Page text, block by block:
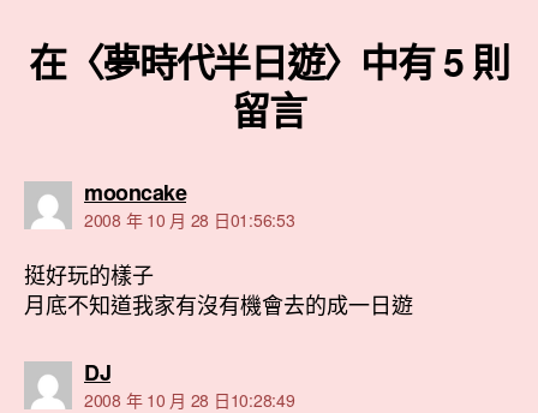
在〈夢時代半日遊〉中有 5 則
留言
mooncake表
示:
2008 年 10 月 28 日01:56:53
挺好玩的樣子
月底不知道我家有沒有機會去的成一日遊
DJ表
示:
2008 年 10 月 28 日10:28:49